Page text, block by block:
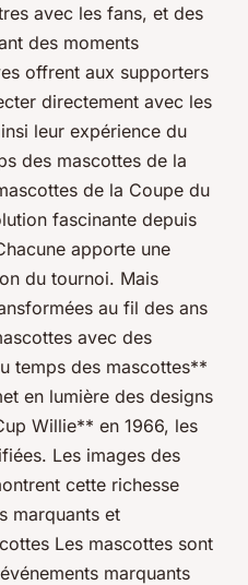
avec les fans, et des
des moments
offrent aux supporters
directement avec les
leur expérience du
des mascottes de la
de la Coupe du
fascinante depuis
apporte une
du tournoi. Mais
au fil des ans
avec des
temps des mascottes**
en lumière des designs
Willie** en 1966, les
Les images des
cette richesse
marquants et
Les mascottes sont
marquants